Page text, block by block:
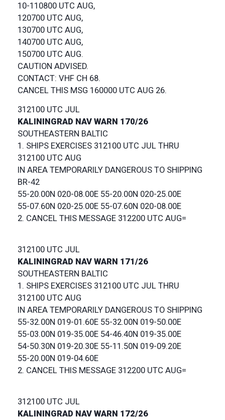
10-110800 UTC AUG,
120700 UTC AUG,
130700 UTC AUG,
140700 UTC AUG,
150700 UTC AUG.
CAUTION ADVISED.
CONTACT: VHF CH 68.
312100 UTC JUL
KALININGRAD NAV WARN 170/26
SOUTHEASTERN BALTIC
1. SHIPS EXERCISES 312100 UTC JUL THRU
312100 UTC AUG
IN AREA TEMPORARILY DANGEROUS TO SHIPPING
BR-42
55-20.00N 020-08.00E 55-20.00N 020-25.00E
55-07.60N 020-25.00E 55-07.60N 020-08.00E
2. CANCEL THIS MESSAGE 312200 UTC AUG=
312100 UTC JUL
KALININGRAD NAV WARN 171/26
SOUTHEASTERN BALTIC
1. SHIPS EXERCISES 312100 UTC JUL THRU
312100 UTC AUG
IN AREA TEMPORARILY DANGEROUS TO SHIPPING
55-32.00N 019-01.60E 55-32.00N 019-50.00E
55-03.00N 019-35.00E 54-46.40N 019-35.00E
54-50.30N 019-20.30E 55-11.50N 019-09.20E
55-20.00N 019-04.60E
2. CANCEL THIS MESSAGE 312200 UTC AUG=
312100 UTC JUL
KALININGRAD NAV WARN 172/26